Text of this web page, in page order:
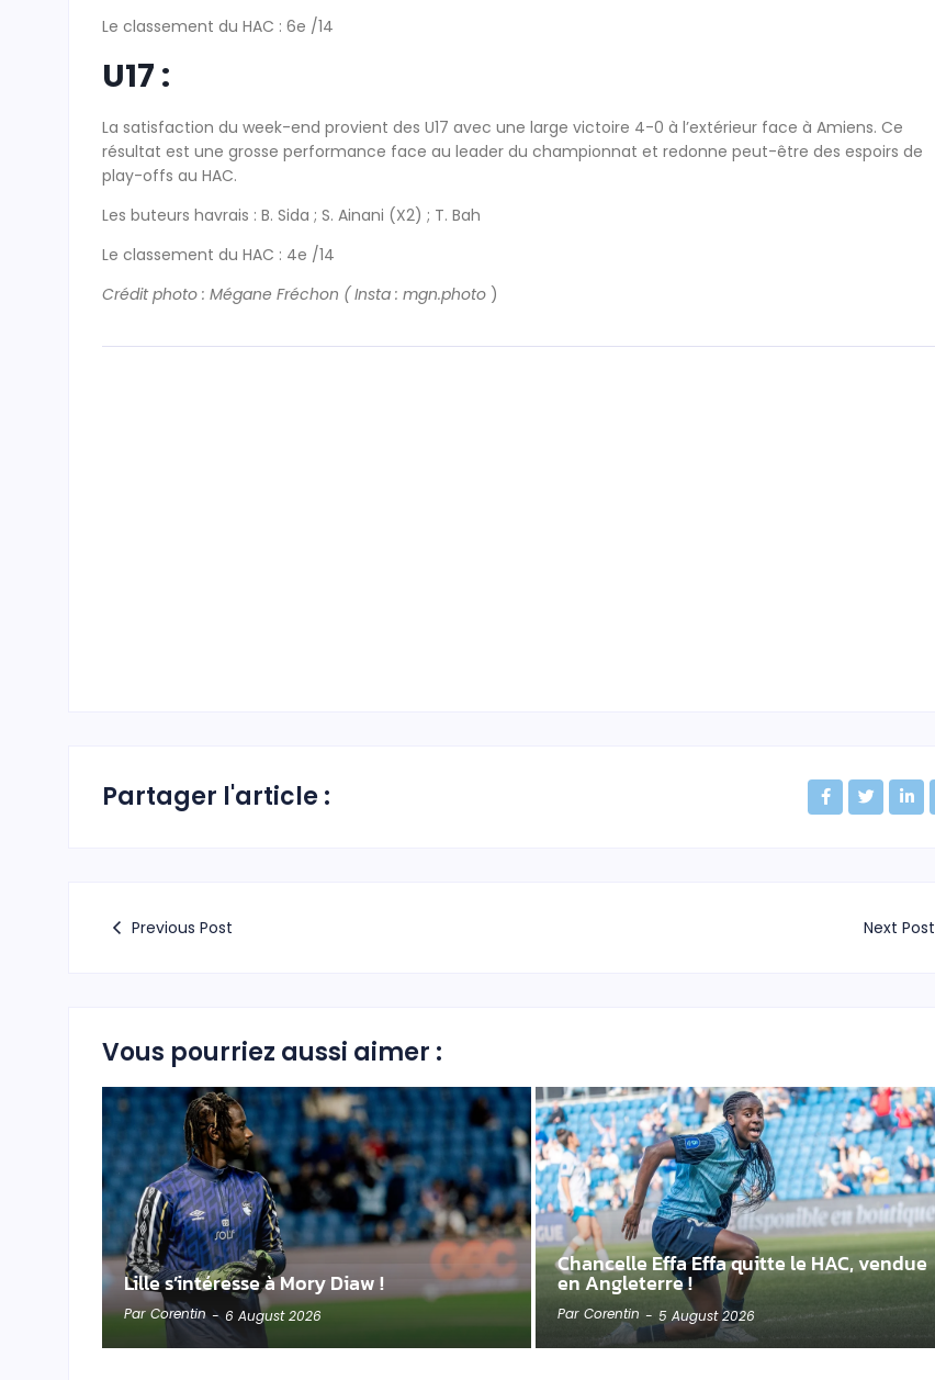
Le classement du HAC : 6e /14
U17 :
La satisfaction du week-end provient des U17 avec une large victoire 4-0 à l’extérieur face à Amiens. Ce
résultat est une grosse performance face au leader du championnat et redonne peut-être des espoirs de
play-offs au HAC.
Les buteurs havrais : B. Sida ; S. Ainani (X2) ; T. Bah
Le classement du HAC : 4e /14
Crédit photo : Mégane Fréchon ( Insta : mgn.photo )
Partager l'article :
Previous Post Next Post
Vous pourriez aussi aimer :
Lille s’intéresse à Mory Diaw !
Par Corentin - 6 August 2026
Chancelle Effa Effa quitte le HAC, vendue
en Angleterre !
Par Corentin - 5 August 2026